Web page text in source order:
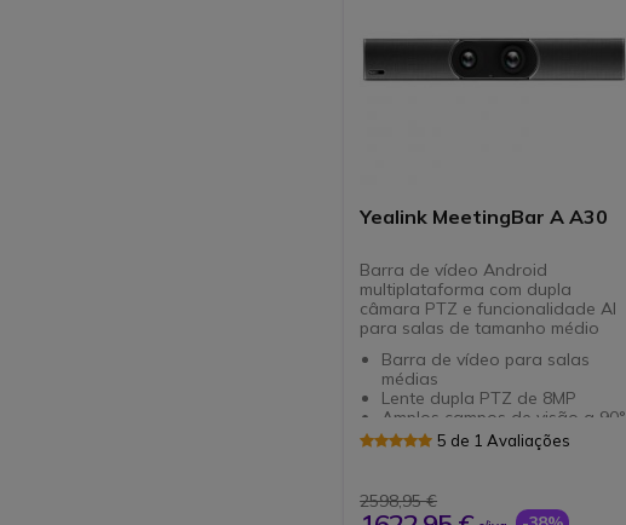
Yealink MeetingBar A A30
Barra de vídeo Android
multiplataforma com dupla
câmara PTZ e funcionalidade AI
para salas de tamanho médio
Barra de vídeo para salas
médias
Lente dupla PTZ de 8MP
Amplos campos de visão a 90°
e 120
8 microfones MEMS +
altifalantes duplos
5 de 1 Avaliações
2598,95 €